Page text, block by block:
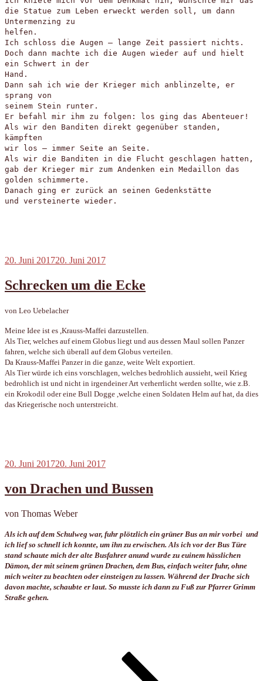
die Statue zum Leben erweckt werden soll, um dann
Untermenzing zu
helfen.
Ich schloss die Augen – lange Zeit passiert nichts.
Doch dann machte ich die Augen wieder auf und hielt
ein Schwert in der
Hand.
Dann sah ich wie der Krieger mich anblinzelte, er
sprang von
seinem Stein runter.
Er befahl mir ihm zu folgen: los ging das Abenteuer!
Als wir den Banditen direkt gegenüber standen,
kämpften
wir los – immer Seite an Seite.
Als wir die Banditen in die Flucht geschlagen hatten,
gab der Krieger mir zum Andenken ein Medaillon das
golden schimmerte.
Danach ging er zurück an seinen Gedenkstätte
und versteinerte wieder.
Veröffentlicht
20. Juni 201720. Juni 2017
Schrecken um die Ecke
von Leo Uebelacher
Meine Idee ist es ,Krauss-Maffei darzustellen.
Als Tier, welches auf einem Globus liegt und aus dessen Maul sollen Panzer
fahren, welche sich überall auf dem Globus verteilen.
Da Krauss-Maffei Panzer in die ganze, weite Welt exportiert.
Als Tier würde ich eins vorschlagen, welches bedrohlich aussieht, weil Krieg
bedrohlich ist und nicht in irgendeiner Art verherrlicht werden sollte, wie z.B.
ein Krokodil oder eine Bull Dogge ,welche einen Soldaten Helm auf hat, da dies
das Kriegerische noch unterstreicht.
Veröffentlicht
20. Juni 201720. Juni 2017
von Drachen und Bussen
von Thomas Weber
Als ich auf dem Schulweg war, fuhr plötzlich ein grüner Bus an mir vorbei und
ich lief so schnell ich konnte, um ihn zu erwischen. Als ich vor der Bus Türe
stand schaute mich der alte Busfahrer anund wurde zu euinem hässlichen
Dämon, der mit seinem grünen Drachen, dem Bus, einfach weiter fuhr, ohne
mich weiter zu beachten oder einsteigen zu lassen. Während der Drache sich
davon machte, schaubte er laut. So musste ich dann zu Fuß zur Pfarrer Grimm
Straße gehen.
Seitennummerierung